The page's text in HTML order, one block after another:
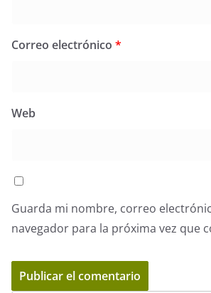
Correo electrónico *
Web
Guarda mi nombre, correo
navegador para la próxima vez que